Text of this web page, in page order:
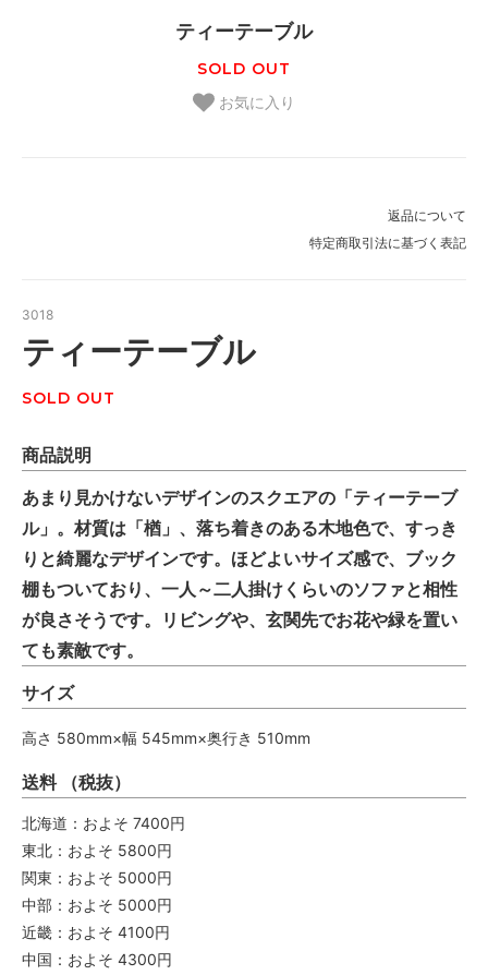
ティーテーブル
SOLD OUT
お気に入り
返品について
特定商取引法に基づく表記
3018
ティーテーブル
SOLD OUT
商品説明
あまり見かけないデザインのスクエアの「ティーテーブ
ル」。材質は「楢」、落ち着きのある木地色で、すっき
りと綺麗なデザインです。ほどよいサイズ感で、ブック
棚もついており、一人～二人掛けくらいのソファと相性
が良さそうです。リビングや、玄関先でお花や緑を置い
ても素敵です。
サイズ
高さ 580mm×幅 545mm×奥行き 510mm
送料 （税抜）
北海道：およそ 7400円
東北：およそ 5800円
関東：およそ 5000円
中部：およそ 5000円
近畿：およそ 4100円
中国：およそ 4300円